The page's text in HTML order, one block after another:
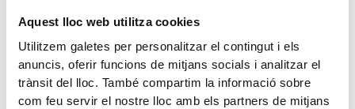
Aquest lloc web utilitza cookies
Utilitzem galetes per personalitzar el contingut i els
anuncis, oferir funcions de mitjans socials i analitzar el
trànsit del lloc. També compartim la informació sobre
com feu servir el nostre lloc amb els partners de mitjans
alarma no existirá obligación de cotizar,
teniéndose el periodo por cotizado a todos los
efectos.
Lo dispuesto en el apartado anterior será de
aplicación a los trabajadores autónomos que